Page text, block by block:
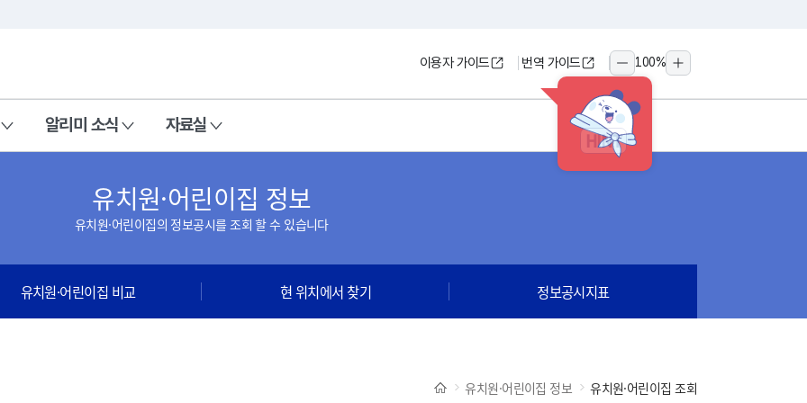
HINT
이용자 가이드 번역 가이드
축소
100%
확대
알리미 소식 자료실
유치원·어린이집 정보
유치원·어린이집의 정보공시를 조회 할 수 있습니다
유치원·어린이집 비교 현 위치에서 찾기 정보공시지표
유치원·어린이집 정보 유치원·어린이집 조회